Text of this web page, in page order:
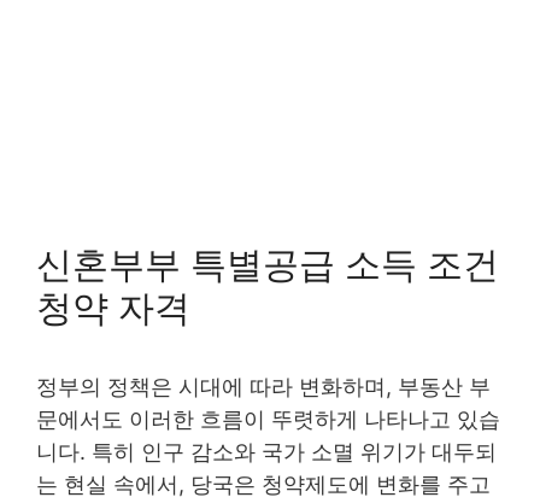
신혼부부 특별공급 소득 조건
청약 자격
정부의 정책은 시대에 따라 변화하며, 부동산 부
문에서도 이러한 흐름이 뚜렷하게 나타나고 있습
니다. 특히 인구 감소와 국가 소멸 위기가 대두되
는 현실 속에서, 당국은 청약제도에 변화를 주고